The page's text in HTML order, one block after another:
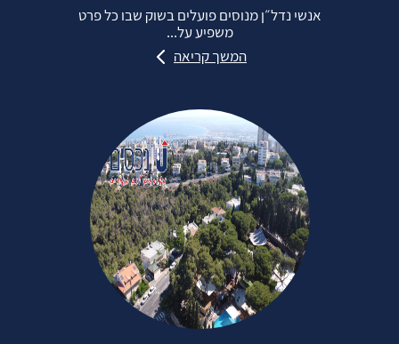
אנשי נדל״ן מנוסים פועלים בשוק שבו כל פרט
משפיע על...
המשך קריאה